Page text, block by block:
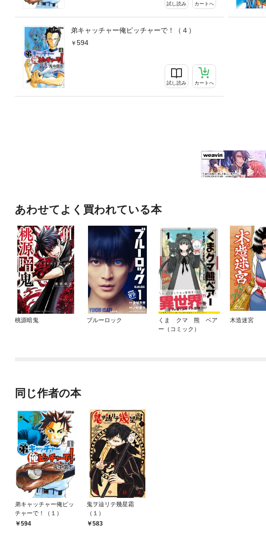
試し読み カートへ
弟キャッチャー俺ピッチャーで！（４）
594
試し読み カートへ
あわせてよく買われている本
桃源暗鬼 ブルーロック
くま クマ 熊 ベア
ー（コミック）
木造迷宮
同じ作者の本
弟キャッチャー俺ピッ
チャーで！（１）
594
鬼ヲ辿リテ幾星霜
（１）
583